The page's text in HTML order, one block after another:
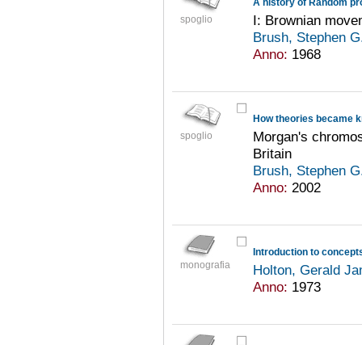
spoglio
A history of Random
I: Brownian
Brush, Stephen
Anno: 1968
spoglio
How theories became
Morgan's
Britain
Brush, Stephen
Anno: 2002
monografia
Introduction to
Holton, Gerald
Anno: 1973